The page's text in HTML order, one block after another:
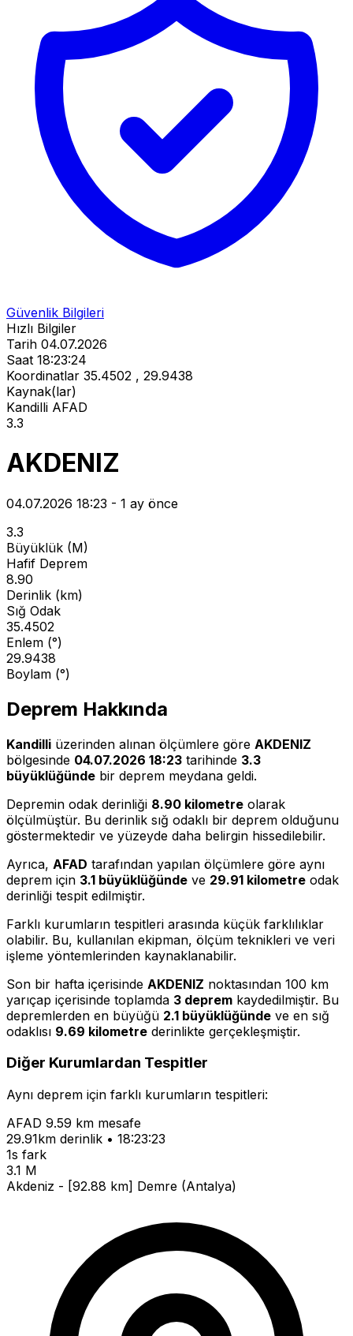
Güvenlik Bilgileri
Hızlı Bilgiler
Tarih 04.07.2026
Saat 18:23:24
Koordinatlar 35.4502 , 29.9438
Kaynak(lar)
Kandilli AFAD
3.3
AKDENIZ
04.07.2026 18:23 - 1 ay önce
3.3
Büyüklük (M)
Hafif Deprem
8.90
Derinlik (km)
Sığ Odak
35.4502
Enlem (°)
29.9438
Boylam (°)
Deprem Hakkında
Kandilli üzerinden alınan ölçümlere göre AKDENIZ
bölgesinde 04.07.2026 18:23 tarihinde 3.3
büyüklüğünde bir deprem meydana geldi.
Depremin odak derinliği 8.90 kilometre olarak
ölçülmüştür. Bu derinlik sığ odaklı bir deprem olduğunu
göstermektedir ve yüzeyde daha belirgin hissedilebilir.
Ayrıca, AFAD tarafından yapılan ölçümlere göre aynı
deprem için 3.1 büyüklüğünde ve 29.91 kilometre odak
derinliği tespit edilmiştir.
Farklı kurumların tespitleri arasında küçük farklılıklar
olabilir. Bu, kullanılan ekipman, ölçüm teknikleri ve veri
işleme yöntemlerinden kaynaklanabilir.
Son bir hafta içerisinde AKDENIZ noktasından 100 km
yarıçap içerisinde toplamda 3 deprem kaydedilmiştir. Bu
depremlerden en büyüğü 2.1 büyüklüğünde ve en sığ
odaklısı 9.69 kilometre derinlikte gerçekleşmiştir.
Diğer Kurumlardan Tespitler
Aynı deprem için farklı kurumların tespitleri:
AFAD 9.59 km mesafe
29.91km derinlik • 18:23:23
1s fark
3.1 M
Akdeniz - [92.88 km] Demre (Antalya)